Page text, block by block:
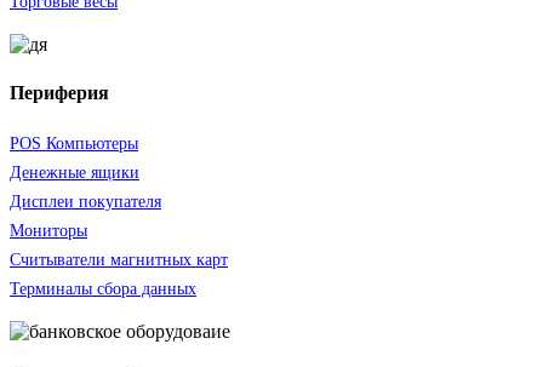
Периферия
POS Компьютеры
Денежные ящики
Дисплеи покупателя
Мониторы
Считыватели магнитных карт
Терминалы сбора данных